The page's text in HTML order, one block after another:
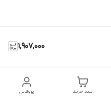
1,907,000
پروفایل سبد خرید